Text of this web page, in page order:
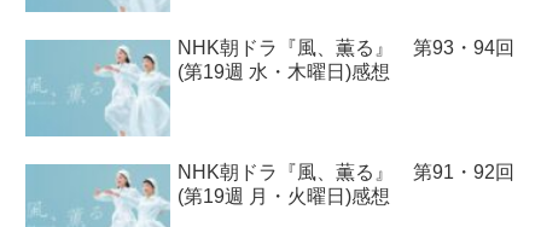
NHK朝ドラ『風、薫る』 第93・94回
(第19週 水・木曜日)感想
NHK朝ドラ『風、薫る』 第91・92回
(第19週 月・火曜日)感想